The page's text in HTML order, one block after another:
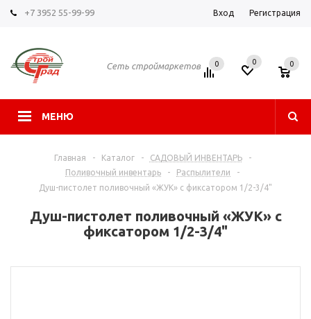
+7 3952 55-99-99 Вход Регистрация
Сеть строймаркетов
МЕНЮ
0 0 0
Главная - Каталог - САДОВЫЙ ИНВЕНТАРЬ
-
Поливочный инвентарь
- Распылители
-
Душ-пистолет поливочный «ЖУК» с фиксатором 1/2-3/4"
Душ-пистолет поливочный «ЖУК» с
фиксатором 1/2-3/4"